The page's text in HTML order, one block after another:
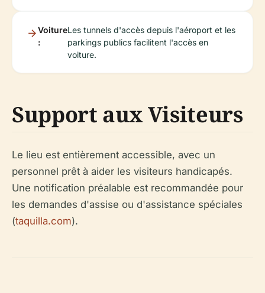
Voiture
:
Les tunnels d'accès depuis l'aéroport et les
parkings publics facilitent l'accès en
voiture.
Support aux Visiteurs
Le lieu est entièrement accessible, avec un
personnel prêt à aider les visiteurs handicapés.
Une notification préalable est recommandée pour
les demandes d'assise ou d'assistance spéciales
(taquilla.com).